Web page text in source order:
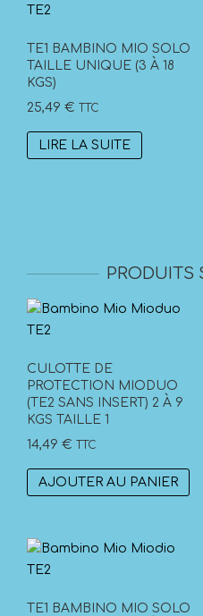
TE1 BAMBINO MIO SOLO
TAILLE UNIQUE (3 À 18
KGS)
25,49 € TTC
LIRE LA SUITE
PRODUITS
CULOTTE DE
PROTECTION MIODUO
(TE2 SANS INSERT) 2 À 9
KGS TAILLE 1
14,49 € TTC
AJOUTER AU PANIER
TE1 BAMBINO MIO SOLO